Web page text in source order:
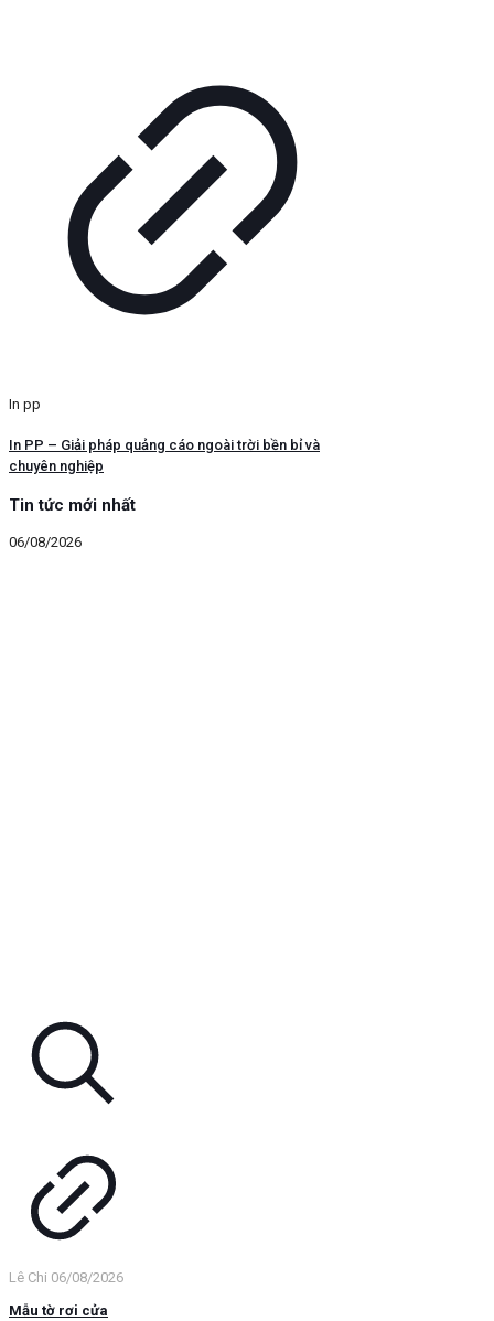
In pp
In PP – Giải pháp quảng cáo ngoài trời bền bỉ và
chuyên nghiệp
Tin tức mới nhất
06/08/2026
Lê Chi 06/08/2026
Mẫu tờ rơi cửa